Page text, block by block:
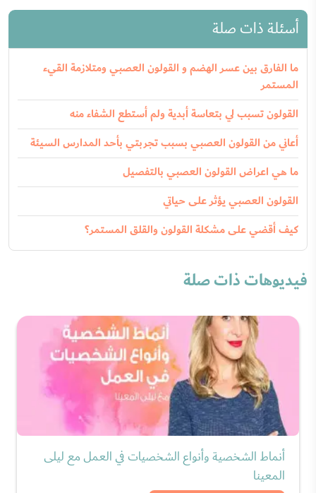
أسئلة ذات صلة
ما الفارق بين عسر الهضم و القولون العصبي ومتلازمة القيء
المستمر
القولون تسبب لي بتعاسة أبدية ولم أستطع الشفاء منه
أعاني من القولون العصبي بسبب تجربتي بأحد المدارس السيئة
ما هي اعراض القولون العصبي بالتفصيل
القولون العصبي يؤثر على حياتي
كيف أقضي على مشكلة القولون والقلق المستمر؟
فيديوهات ذات صلة
أنماط الشخصية وأنواع الشخصيات في العمل مع ليلى
المعينا